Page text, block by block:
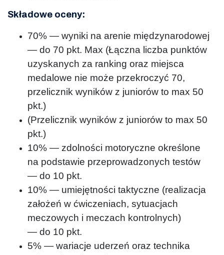
Składowe oceny:
70% — wyniki na arenie międzynarodowej
— do 70 pkt. Max (Łączna liczba punktów
uzyskanych za ranking oraz miejsca
medalowe nie może przekroczyć 70,
przelicznik wyników z juniorów to max 50
pkt.)
(Przelicznik wyników z juniorów to max 50
pkt.)
10% — zdolności motoryczne określone
na podstawie przeprowadzonych testów
— do 10 pkt.
10% — umiejętności taktyczne (realizacja
założeń w ćwiczeniach, sytuacjach
meczowych i meczach kontrolnych)
— do 10 pkt.
5% — wariacje uderzeń oraz technika